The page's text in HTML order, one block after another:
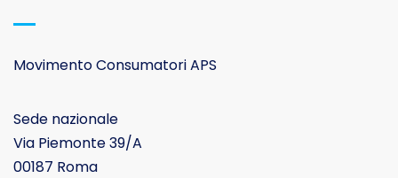
Movimento Consumatori APS
Sede nazionale
Via Piemonte 39/A
00187 Roma